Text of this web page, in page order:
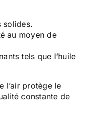
solides.
au moyen de
tels que l’huile
l’air protège le
constante de